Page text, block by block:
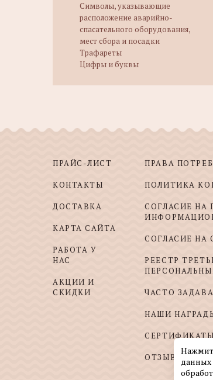
Символы, указывающие
расположение аварийно-
спасательного оборудования,
мест сбора и посадки
Трафареты
Цифры и буквы
ПРАЙС-ЛИСТ
КОНТАКТЫ
ДОСТАВКА
КАРТА САЙТА
РАБОТА У
НАС
АКЦИИ И
СКИДКИ
ПРАВА
ПОЛИТИКА
СОГЛАСИЕ НА
СОГЛАСИЕ НА
РЕЕСТР
ЧАСТО
НАШИ
ОТЗЫВЫ Иданных